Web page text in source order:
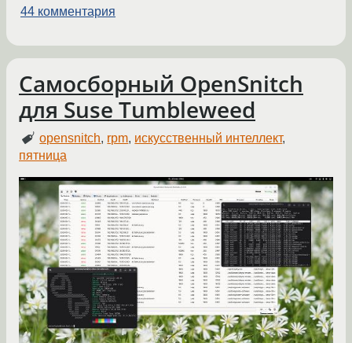
44 комментария
Самосборный OpenSnitch
для Suse Tumbleweed
opensnitch, rpm, искусственный интеллект,
пятница